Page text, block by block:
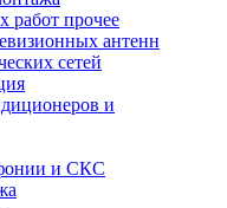
работ прочее
антенн
сетей
и
и СКС